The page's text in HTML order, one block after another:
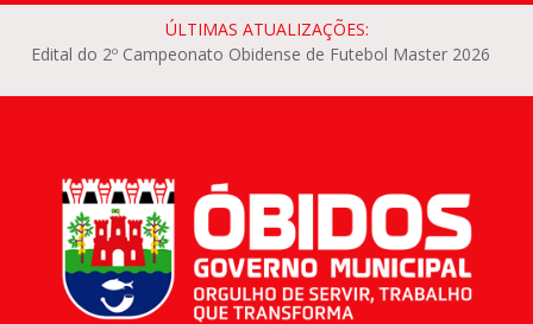
ÚLTIMAS ATUALIZAÇÕES:
Edital do 2º Campeonato Obidense de Futebol Master 2026